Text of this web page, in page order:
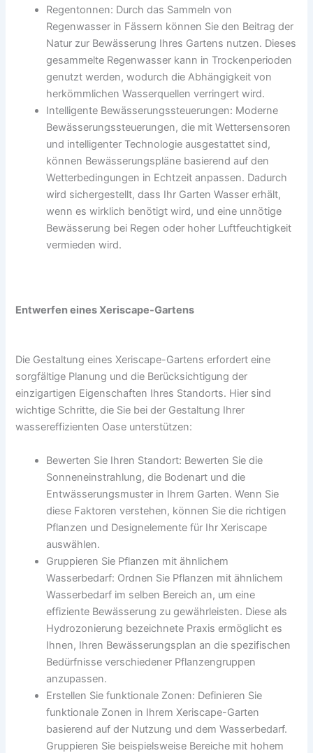
Regentonnen: Durch das Sammeln von
Regenwasser in Fässern können Sie den Beitrag der
Natur zur Bewässerung Ihres Gartens nutzen. Dieses
gesammelte Regenwasser kann in Trockenperioden
genutzt werden, wodurch die Abhängigkeit von
herkömmlichen Wasserquellen verringert wird.
Intelligente Bewässerungssteuerungen: Moderne
Bewässerungssteuerungen, die mit Wettersensoren
und intelligenter Technologie ausgestattet sind,
können Bewässerungspläne basierend auf den
Wetterbedingungen in Echtzeit anpassen. Dadurch
wird sichergestellt, dass Ihr Garten Wasser erhält,
wenn es wirklich benötigt wird, und eine unnötige
Bewässerung bei Regen oder hoher Luftfeuchtigkeit
vermieden wird.
Entwerfen eines Xeriscape-Gartens
Die Gestaltung eines Xeriscape-Gartens erfordert eine
sorgfältige Planung und die Berücksichtigung der
einzigartigen Eigenschaften Ihres Standorts. Hier sind
wichtige Schritte, die Sie bei der Gestaltung Ihrer
wassereffizienten Oase unterstützen:
Bewerten Sie Ihren Standort: Bewerten Sie die
Sonneneinstrahlung, die Bodenart und die
Entwässerungsmuster in Ihrem Garten. Wenn Sie
diese Faktoren verstehen, können Sie die richtigen
Pflanzen und Designelemente für Ihr Xeriscape
auswählen.
Gruppieren Sie Pflanzen mit ähnlichem
Wasserbedarf: Ordnen Sie Pflanzen mit ähnlichem
Wasserbedarf im selben Bereich an, um eine
effiziente Bewässerung zu gewährleisten. Diese als
Hydrozonierung bezeichnete Praxis ermöglicht es
Ihnen, Ihren Bewässerungsplan an die spezifischen
Bedürfnisse verschiedener Pflanzengruppen
anzupassen.
Erstellen Sie funktionale Zonen: Definieren Sie
funktionale Zonen in Ihrem Xeriscape-Garten
basierend auf der Nutzung und dem Wasserbedarf.
Gruppieren Sie beispielsweise Bereiche mit hohem